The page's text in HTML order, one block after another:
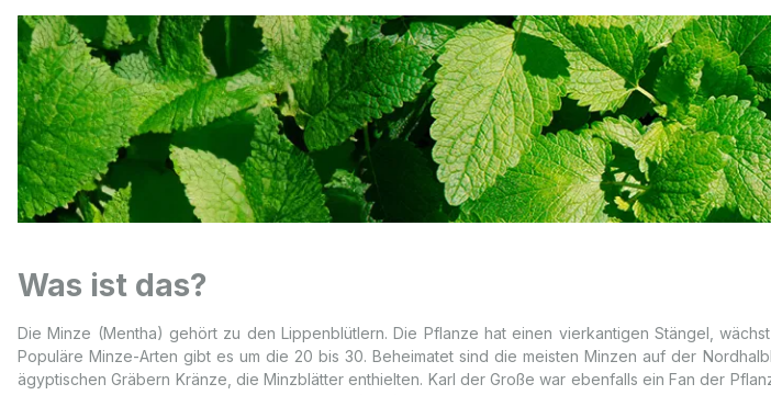
Was ist das?
Die Minze (Mentha) gehört zu den Lippenblütlern. Die Pflanze hat einen vierkantigen Stängel,
Populäre Minze-Arten gibt es um die 20 bis 30. Beheimatet sind die meisten Minzen auf der
ägyptischen Gräbern Kränze, die Minzblätter enthielten. Karl der Große war ebenfalls ein Fan der